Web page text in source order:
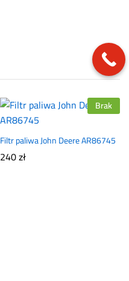
Brak
Filtr paliwa John Deere AR86745
240zł